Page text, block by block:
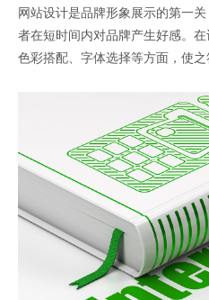
网站设计是品牌形象展示的第一
者在短时间内对品牌产生好感。在
色彩搭配、字体选择等方面，使之